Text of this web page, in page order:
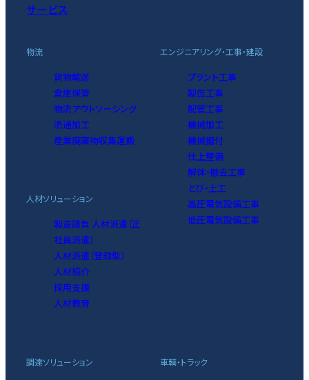
サービス
物流
貨物輸送
倉庫保管
物流アウトソーシング
流通加工
産業廃棄物収集運搬
人材ソリューション
製造請負 人材派遣（正
社員派遣）
人材派遣（登録型）
人材紹介
採用支援
人材教育
エンジニアリング・工事・建設
プラント工事
製缶工事
配管工事
機械加工
機械据付
仕上整備
解体・撤去工事
とび・土工
高圧電気設備工事
低圧電気設備工事
調達ソリューション 車輌・トラック